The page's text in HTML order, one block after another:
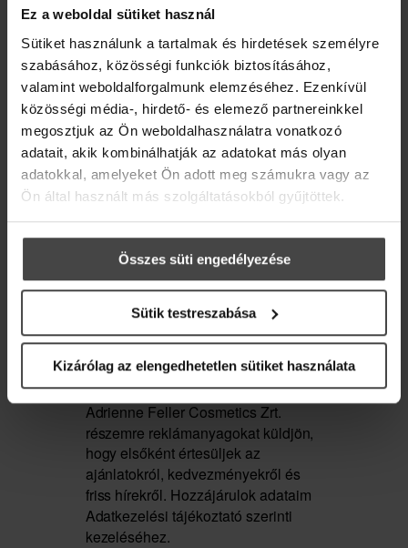
Ez a weboldal sütiket használ
Sütiket használunk a tartalmak és hirdetések személyre
szabásához, közösségi funkciók biztosításához,
valamint weboldalforgalmunk elemzéséhez. Ezenkívül
közösségi média-, hirdető- és elemező partnereinkkel
megosztjuk az Ön weboldalhasználatra vonatkozó
adatait, akik kombinálhatják az adatokat más olyan
adatokkal, amelyeket Ön adott meg számukra vagy az
Ön által használt más szolgáltatásokból gyűjtöttek.
Összes süti engedélyezése
Sütik testreszabása
Kizárólag az elengedhetetlen sütiket használata
Feliratkozom a hírlevélre, és hozzájárulok
ahhoz, hogy az Adrienne Feller Cosmetics Zrt.
részemre reklámanyagokat küldjön, hogy
elsőként értesüljek az ajánlatokról,
kedvezményekről és friss hírekről.
Hozzájárulok adataim Adatkezelési tájékoztató
szerinti kezeléséhez.
Szakmai hírleveleinkre, bejelentkezés után, a szakmai
BEJELENTKEZÉS
100% TERMÉSZETES, MAGYAR
AROMATERÁPIÁS TERMÉKEK
Iratkozz fel hírlevelünkre, és ajándékba adjuk
online recepteskönyvünket 36 inspiráló ötlettel,
hogy az élet szebb és kiegyensúlyozottabb
legyen.
Üdvözlő meglepetésként pedig egy
10%-os
kedvezménykupontis rejtettünk a levélbe.
Email
Marketing hozzájárulás
Feliratkozom a hírlevélre, és
hozzájárulok ahhoz, hogy az
Adrienne Feller Cosmetics Zrt.
részemre reklámanyagokat küldjön,
hogy elsőként értesüljek az
ajánlatokról, kedvezményekről és
friss hírekről. Hozzájárulok adataim
Adatkezelési tájékoztató szerinti
kezeléséhez.